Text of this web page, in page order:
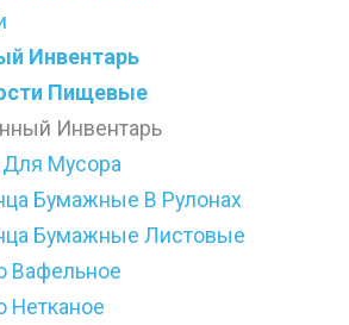
Инвентарь
Пищевые
Инвентарь
Мусора
Бумажные В Рулонах
Бумажные Листовые
Вафельное
Нетканое